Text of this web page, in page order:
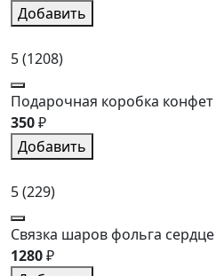
Добавить
5(1208)
Подарочная коробка конфет
350₽
Добавить
5(229)
Связка шаров фольга сердце
1280₽